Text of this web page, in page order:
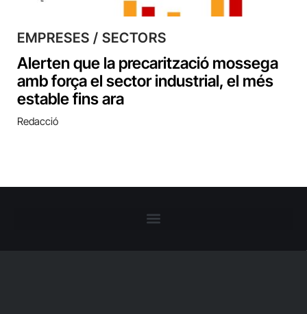
EMPRESES / SECTORS
Alerten que la precarització mossega
amb força el sector industrial, el més
estable fins ara
Redacció